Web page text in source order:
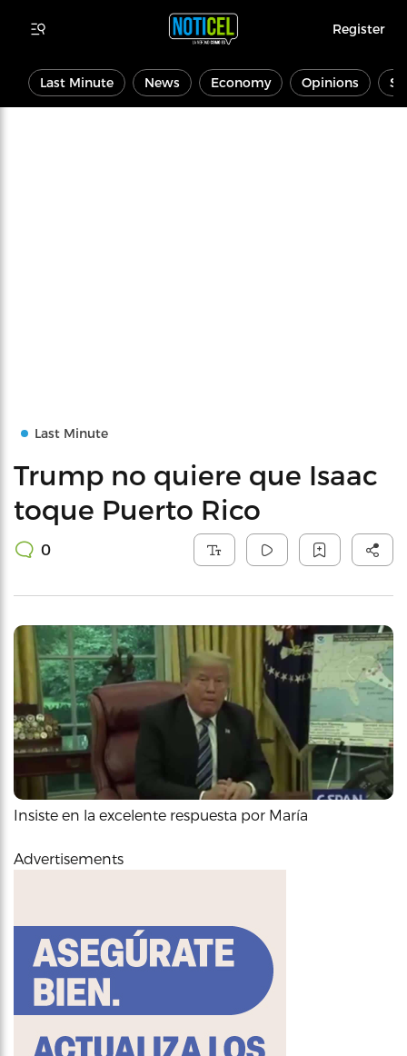
Register
Last Minute News Economy Opinions
Last Minute
Trump no quiere que Isaac
toque Puerto Rico
0
Insiste en la excelente respuesta por María
Advertisements